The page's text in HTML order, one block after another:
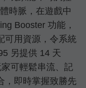
時脈，在遊戲中
Booster 功能，
可用資源，令系統
另提供 14 天
可輕鬆串流、記
，即時掌握致勝先